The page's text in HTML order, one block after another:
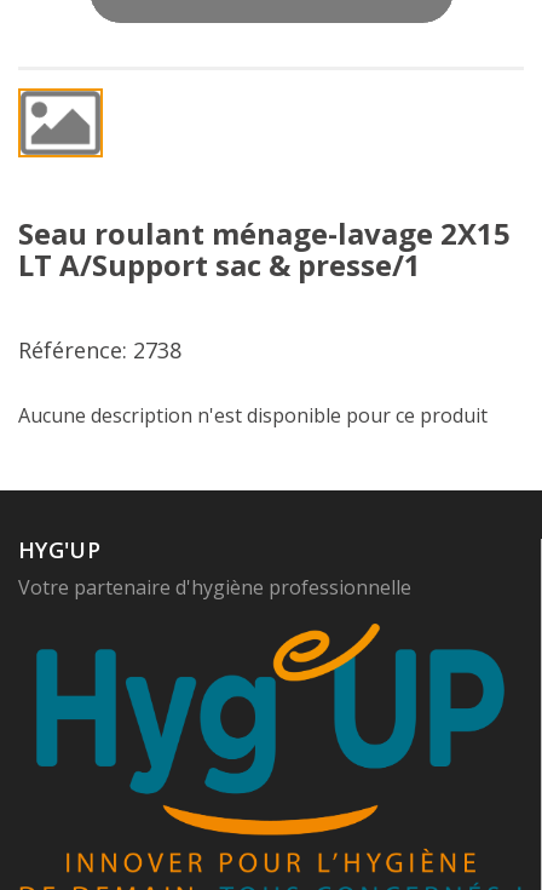
Seau roulant ménage-lavage 2X15
LT A/Support sac & presse/1
Référence: 2738
Aucune description n'est disponible pour ce produit
HYG'UP
Votre partenaire d'hygiène professionnelle